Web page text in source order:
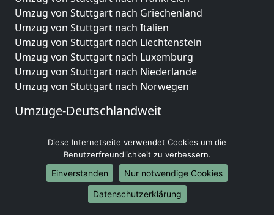
Umzug von Stuttgart nach Griechenland
Umzug von Stuttgart nach Italien
Umzug von Stuttgart nach Liechtenstein
Umzug von Stuttgart nach Luxemburg
Umzug von Stuttgart nach Niederlande
Umzug von Stuttgart nach Norwegen
Umzüge-Deutschlandweit
Umzug von Stuttgart nach Hamburg
Umzug von Stuttgart nach München
Umzug von Stuttgart nach Köln
Umzug von Stuttgart nach Frankfurt am Main
Umzug von Stuttgart nach Stuttgart
Diese Internetseite verwendet Cookies um die
Benutzerfreundlichkeit zu verbessern.
Einverstanden
Nur notwendige Cookies
Datenschutzerklärung